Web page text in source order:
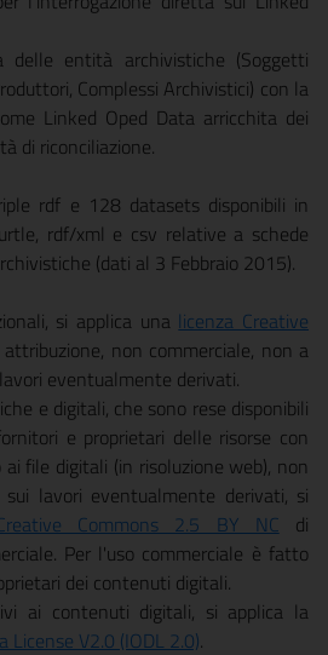
delle entità archivistiche (Soggetti
Complessi Archivistici) con la
Linked Oped Data arricchita dei
di riconciliazione.
rdf e 128 datasets disponibili in
rdf/xml e csv relative a schede
(dati al 3 Febbraio 2015).
si applica una licenza Creative
attribuzione, non commerciale, non a
eventualmente derivati.
e digitali, che sono rese disponibili
e proprietari delle risorse con
file digitali (in risoluzione web), non
lavori eventualmente derivati, si
Commons 2.5 BY NC di
Per l'uso commerciale è fatto
dei contenuti digitali.
ai contenuti digitali, si applica la
V2.0 (IODL 2.0).